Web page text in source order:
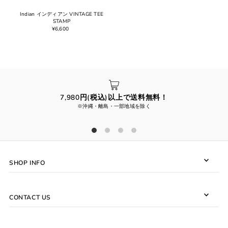
Indian インディアン VINTAGE TEE
STAMP
¥6,600
7,980円(税込)以上で送料無料！
※沖縄・離島・一部地域を除く
SHOP INFO
CONTACT US